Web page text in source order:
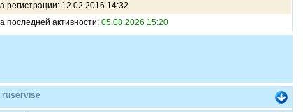
регистрации: 12.02.2016 14:32
последней активности: 05.08.2026 15:20
ruservise